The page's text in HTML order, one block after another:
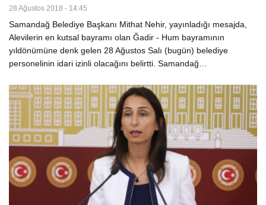
28 Ağustos 2018 - 14:45
Samandağ Belediye Başkanı Mithat Nehir, yayınladığı mesajda,
Alevilerin en kutsal bayramı olan Ğadir - Hum bayramının
yıldönümüne denk gelen 28 Ağustos Salı (bugün) belediye
personelinin idari izinli olacağını belirtti. Samandağ…